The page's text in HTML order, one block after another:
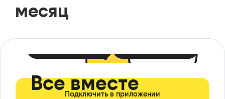
месяц
Все вместе
Подключить в приложении